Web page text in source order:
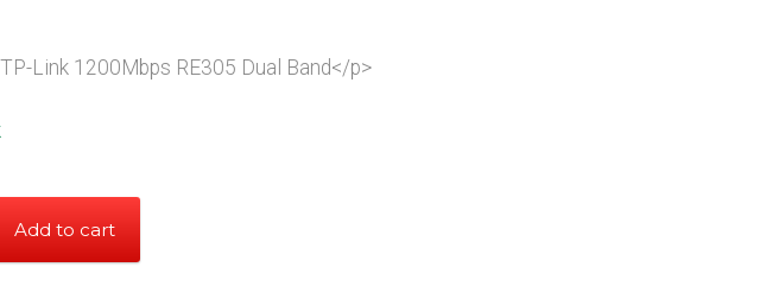
Link 1200Mbps RE305 Dual Band</p>
Add to cart